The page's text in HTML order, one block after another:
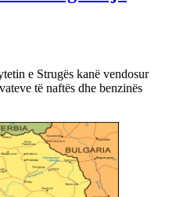
e Strugës kanë vendosur
të naftës dhe benzinës